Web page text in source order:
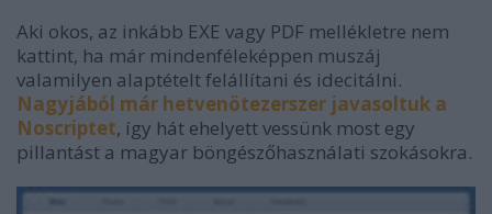
Aki okos, az inkább EXE vagy PDF mellékletre nem
kattint, ha már mindenféleképpen muszáj
valamilyen alaptételt felállítani és idecitálni.
Nagyjából már hetvenötezerszer javasoltuk a
Noscriptet, így hát ehelyett vessünk most egy
pillantást a magyar böngészőhasználati szokásokra.